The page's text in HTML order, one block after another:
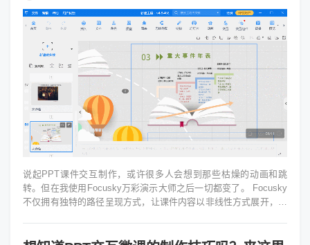
说起PPT课件交互制作，或许很多人会想到那些枯燥的动画和跳
转。但在我使用Focusky万彩演示大师之后一切都变了。 Focusky
不仅拥有独特的路径呈现方式，让课件内容以非线性方式展开，画